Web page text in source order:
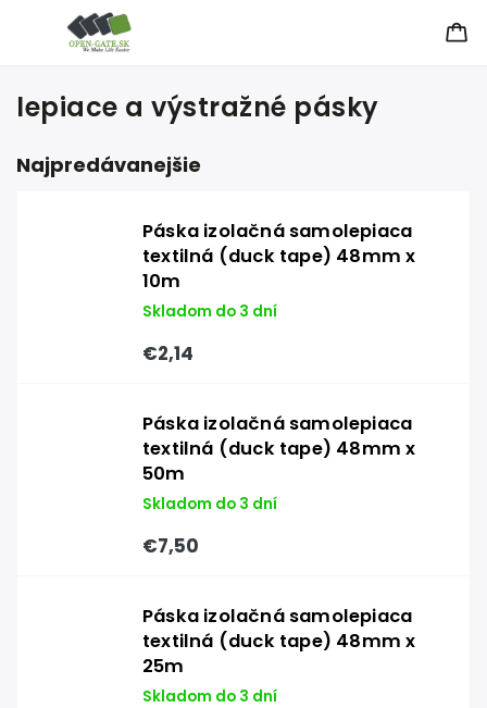
lepiace a výstražné pásky
Najpredávanejšie
Páska izolačná samolepiaca
textilná (duck tape) 48mm x
10m
Skladom do 3 dní
€2,14
Páska izolačná samolepiaca
textilná (duck tape) 48mm x
50m
Skladom do 3 dní
€7,50
Páska izolačná samolepiaca
textilná (duck tape) 48mm x
25m
Skladom do 3 dní